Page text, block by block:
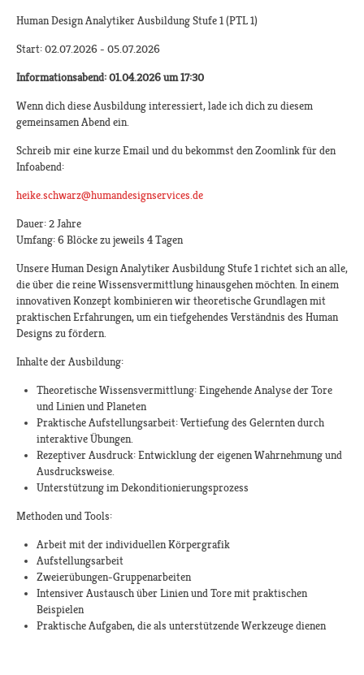
Human Design Analytiker Ausbildung Stufe 1 (PTL 1)
Start: 02.07.2026 - 05.07.2026
Informationsabend: 01.04.2026 um 17:30
Wenn dich diese Ausbildung interessiert, lade ich dich zu diesem
gemeinsamen Abend ein.
Schreib mir eine kurze Email und du bekommst den Zoomlink für den
Infoabend:
heike.schwarz@humandesignservices.de
Dauer: 2 Jahre
Umfang: 6 Blöcke zu jeweils 4 Tagen
Unsere Human Design Analytiker Ausbildung Stufe 1 richtet sich an alle,
die über die reine Wissensvermittlung hinausgehen möchten. In einem
innovativen Konzept kombinieren wir theoretische Grundlagen mit
praktischen Erfahrungen, um ein tiefgehendes Verständnis des Human
Designs zu fördern.
Inhalte der Ausbildung:​
Theoretische Wissensvermittlung: Eingehende Analyse der Tore
und Linien und Planeten
Praktische Aufstellungsarbeit: Vertiefung des Gelernten durch
interaktive Übungen.
Rezeptiver Ausdruck: Entwicklung der eigenen Wahrnehmung und
Ausdrucksweise.
Unterstützung im Dekonditionierungsprozess
Methoden und Tools:
Arbeit mit der individuellen Körpergrafik
Aufstellungsarbeit
Zweierübungen-Gruppenarbeiten
Intensiver Austausch über Linien und Tore mit praktischen
Beispielen
Praktische Aufgaben, die als unterstützende Werkzeuge dienen